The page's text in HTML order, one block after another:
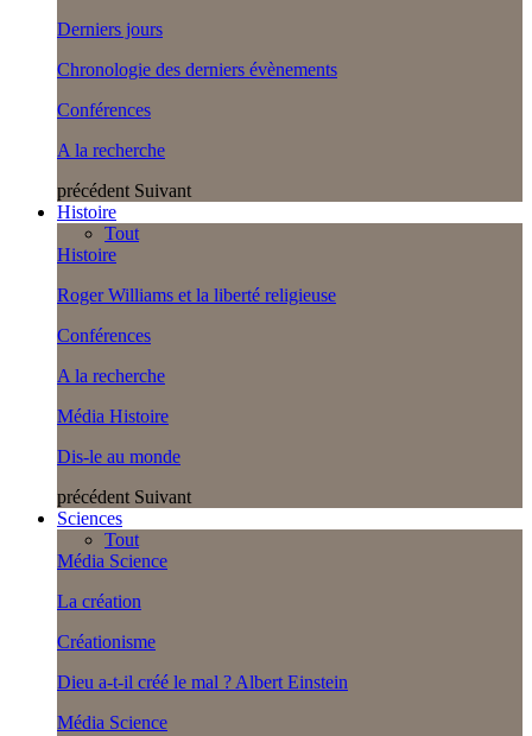
Derniers jours
Chronologie des derniers évènements
Conférences
A la recherche
précédent Suivant
Histoire
Tout
Histoire
Roger Williams et la liberté religieuse
Conférences
A la recherche
Média Histoire
Dis-le au monde
précédent Suivant
Sciences
Tout
Média Science
La création
Créationisme
Dieu a-t-il créé le mal ? Albert Einstein
Média Science